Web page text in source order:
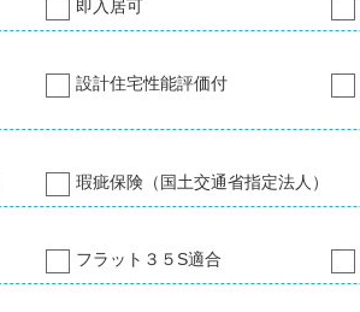
即入居可
設計住宅性能評価付
瑕疵保険（国土交通省指定法人）
フラット３５S適合